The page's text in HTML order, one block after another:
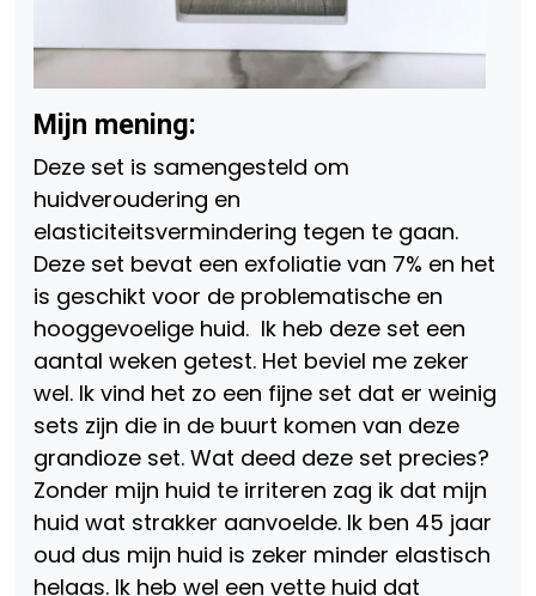
Mijn mening:
Deze set is samengesteld om
huidveroudering en
elasticiteitsvermindering tegen te gaan.
Deze set bevat een exfoliatie van 7% en het
is geschikt voor de problematische en
hooggevoelige huid. Ik heb deze set een
aantal weken getest. Het beviel me zeker
wel. Ik vind het zo een fijne set dat er weinig
sets zijn die in de buurt komen van deze
grandioze set. Wat deed deze set precies?
Zonder mijn huid te irriteren zag ik dat mijn
huid wat strakker aanvoelde. Ik ben 45 jaar
oud dus mijn huid is zeker minder elastisch
helaas. Ik heb wel een vette huid dat